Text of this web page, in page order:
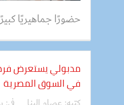
حضورًا جماهيريًا
مدبولي يستعرض
في السوق المصرية